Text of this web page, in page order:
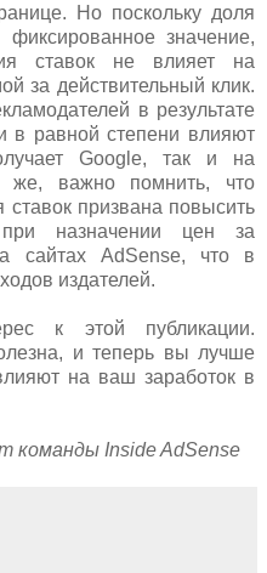
Но поскольку доля
фиксированное значение,
ставок не влияет на
за действительный клик.
в результате
в равной степени влияют
Google, так и на
же, важно помнить, что
ставок призвана повысить
при назначении цен за
сайтах AdSense, что в
издателей.
к этой публикации.
и теперь вы лучше
на ваш заработок в
команды Inside AdSense